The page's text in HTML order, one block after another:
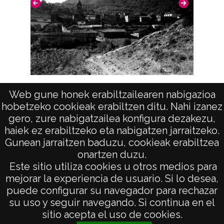
Web gune honek erabiltzailearen nabigazioa
hobetzeko cookieak erabiltzen ditu. Nahi izanez
gero, zure nabigatzailea konfigura dezakezu,
haiek ez erabiltzeko eta nabigatzen jarraitzeko.
Gunean jarraitzen baduzu, cookieak erabiltzea
onartzen duzu.
Este sitio utiliza cookies u otros medios para
mejorar la experiencia de usuario. Si lo desea,
puede configurar su navegador para rechazar
su uso y seguir navegando. Si continua en el
sitio acepta el uso de cookies.
Notas
Nº de identificación: 14994 Duplicado del
negativo: R. 038 / F. 6 / N.1 Duplicado del
positivo: 4670;
Licencia de las imágenes
CC BY-NC-SA 4.0
Vista (ANTOÑANA)
AVISO LEGAL
POLÍTICA DE PRIVACIDAD
ACCESIBILIDAD
ATENCIÓN CIUDADANA